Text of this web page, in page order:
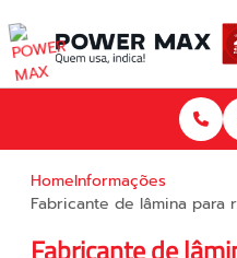
HomeInformações
Fabricante de lâmina para
Fabricante de